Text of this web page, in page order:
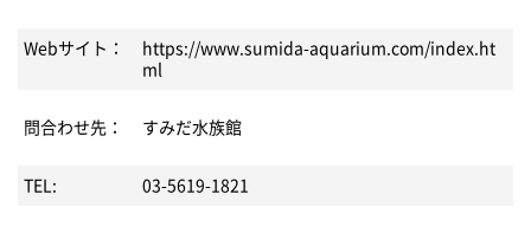
Webサイト：
https://www.sumida-aquarium.com/index.ht
ml
問合わせ先： すみだ水族館
TEL: 03-5619-1821